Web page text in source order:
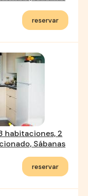
reservar
habitaciones, 2
Sábanas
reservar